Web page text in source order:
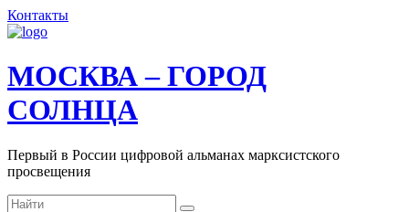
Контакты
МОСКВА – ГОРОД
СОЛНЦА
Первый в России цифровой альманах марксистского
просвещения